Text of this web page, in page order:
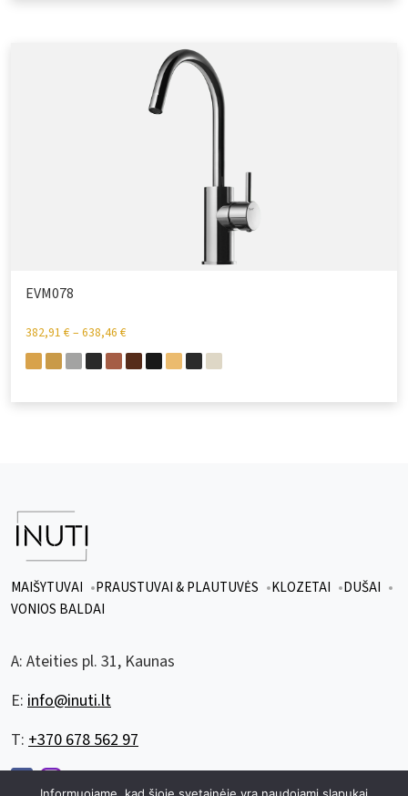
EVM078
382,91 €– 638,46 €
MAIŠYTUVAI PRAUSTUVAI & PLAUTUVĖS KLOZETAI
DUŠAI
VONIOS BALDAI
A: Ateities pl. 31, Kaunas
E: info@inuti.lt
T: +370 678 562 97